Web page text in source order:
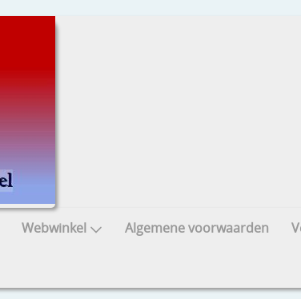
Webwinkel Algemene voorwaarden